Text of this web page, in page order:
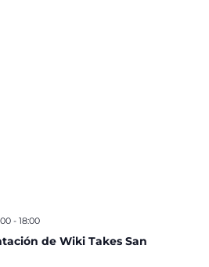
de Wiki Takes San
- 18:00